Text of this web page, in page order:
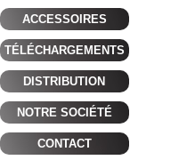
ACCESSOIRES
TÉLÉCHARGEMENTS
DISTRIBUTION
NOTRE SOCIÉTÉ
CONTACT